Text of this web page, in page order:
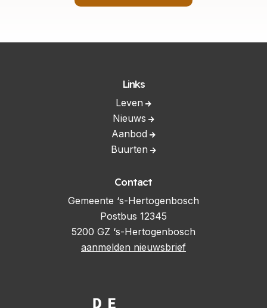
Links
Leven
Nieuws
Aanbod
Buurten
Contact
Gemeente ‘s-Hertogenbosch
Postbus 12345
5200 GZ ‘s-Hertogenbosch
aanmelden nieuwsbrief